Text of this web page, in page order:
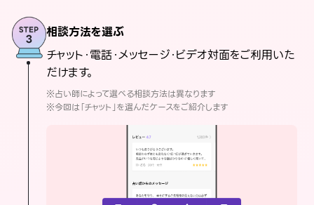
相談方法を選ぶ
チャット・電話・メッセージ・ビデオ対面をご利用いた
だけます。
※占い師によって選べる相談方法は異なります
※今回は「チャット」を選んだケースをご紹介します